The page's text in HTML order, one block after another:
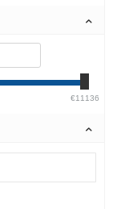
€11136